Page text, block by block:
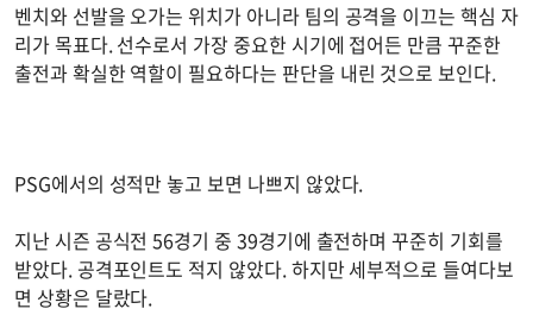
벤치와 선발을 오가는 위치가 아니라 팀의 공격을 이끄는 핵심 자
리가 목표다. 선수로서 가장 중요한 시기에 접어든 만큼 꾸준한
출전과 확실한 역할이 필요하다는 판단을 내린 것으로 보인다.
PSG에서의 성적만 놓고 보면 나쁘지 않았다.
지난 시즌 공식전 56경기 중 39경기에 출전하며 꾸준히 기회를
받았다. 공격포인트도 적지 않았다. 하지만 세부적으로 들여다보
면 상황은 달랐다.